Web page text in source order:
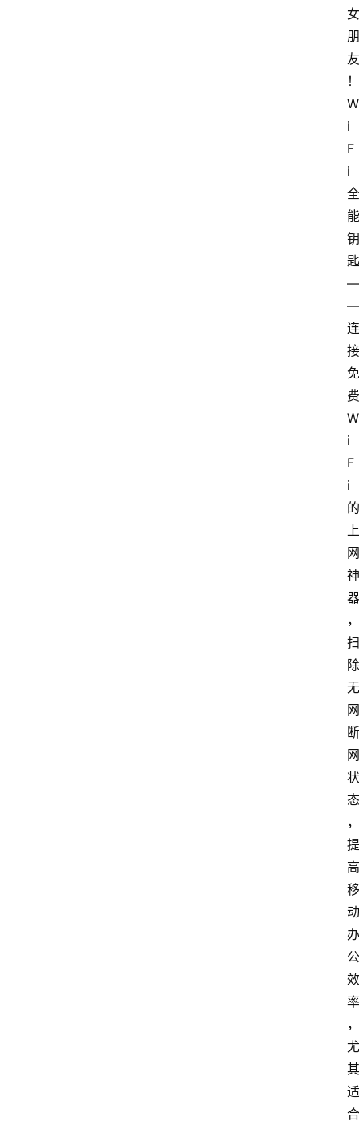
女
朋
友
！
W
i
F
i
全
能
钥
匙
—
—
连
接
免
费
W
i
F
i
的
上
网
神
器
，
扫
除
无
网
断
网
状
态
，
提
高
移
动
办
公
效
率
，
尤
其
适
合